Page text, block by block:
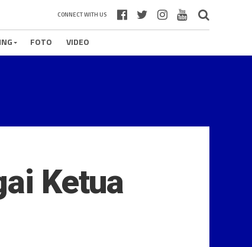
CONNECT WITH US
FOTO VIDEO
Ketua